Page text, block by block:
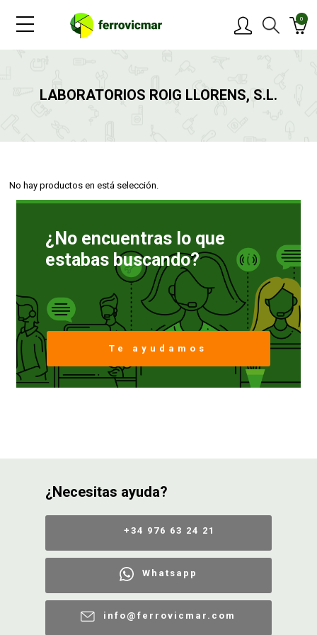
0
LABORATORIOS ROIG LLORENS, S.L.
No hay productos en está selección.
¿No encuentras lo que
estabas buscando?
Te ayudamos
¿Necesitas ayuda?
+34 976 63 24 21
Whatsapp
info@ferrovicmar.com
NOVEDADES
BLOG
CONTACTAR
FERROVICMAR
CATÁLOGOS
GUÍAS
DEVOLUCIONES
FORMAS DE PAGO